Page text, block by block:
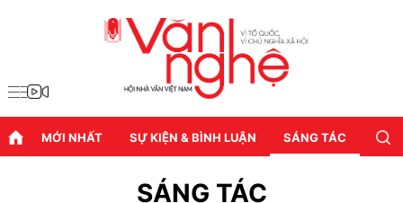
MỚI NHẤT SỰ KIỆN & BÌNH LUẬN SÁNG TÁC
SÁNG TÁC